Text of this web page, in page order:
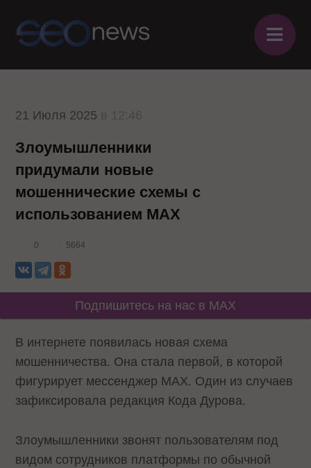
≡
21 Июля 2025
Злоумышленники
придумали новые
мошеннические схемы с
использованием MAX
0 5664
Подпишитесь на нас в MAX
В интернете появилась новая схема
мошенничества. Она стала первой, в которой
фигурирует мессенджер MAX. Один из случаев
зафиксировала редакция Кода Дурова.
Злоумышленники звонят пользователям под
видом сотрудников платформы по обычной